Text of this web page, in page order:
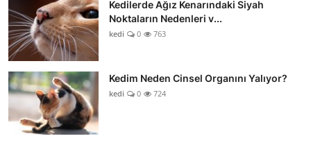
Kedilerde Ağız Kenarındaki Siyah
Noktaların Nedenleri v...
kedi 0 763
Kedim Neden Cinsel Organını Yalıyor?
kedi 0 724